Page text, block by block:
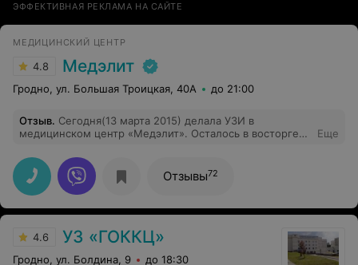
ЭФФЕКТИВНАЯ РЕКЛАМА НА САЙТЕ
МЕДИЦИНСКИЙ ЦЕНТР
4.8 Медэлит
Гродно, ул. Большая Троицкая, 40А до 21:00
Отзыв. Сегодня(13 марта 2015) делала УЗИ в
медицинском центр «Медэлит». Осталось в восторге
которая действительно помогла разобраться с
неполадками в моем организме. Центр замечателен
для женщин: тихая, добрая атмосфера и качественное
обслуживание. Успеха Вам "Медэлит", оставайтесь на
том же уровне! Теперь только к Вам!
Еще
Отзывы72
4.6 УЗ «ГОККЦ»
Гродно, ул. Болдина, 9 до 18:30